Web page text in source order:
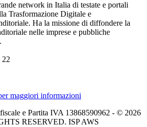
network in Italia di testate e portali
Trasformazione Digitale e
Ha la missione di diffondere la
nelle imprese e pubbliche
22
maggiori informazioni
e Partita IVA 13868590962 - © 2026
RESERVED. ISP AWS